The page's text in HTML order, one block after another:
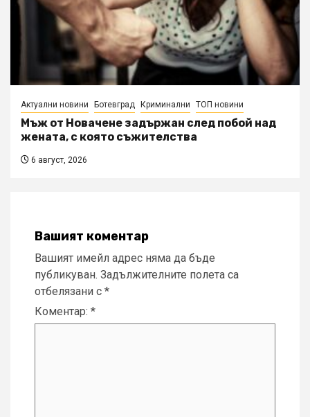
Актуални новини Ботевград Криминални ТОП новини
Мъж от Новачене задържан след побой над
жената, с която съжителства
6 август, 2026
Вашият коментар
Вашият имейл адрес няма да бъде
публикуван. Задължителните полета са
отбелязани с *
Коментар: *